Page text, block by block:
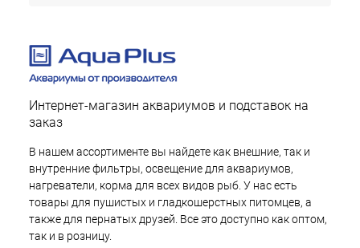
Интернет-магазин аквариумов и подставок на
заказ
В нашем ассортименте вы найдете как внешние, так и
внутренние фильтры, освещение для аквариумов,
нагреватели, корма для всех видов рыб. У нас есть
товары для пушистых и гладкошерстных питомцев, а
также для пернатых друзей. Все это доступно как оптом,
так и в розницу.